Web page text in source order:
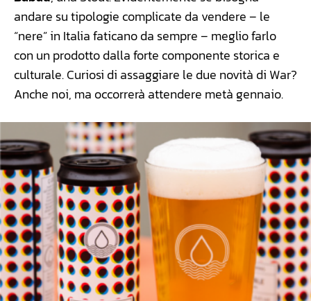
andare su tipologie complicate da vendere – le
“nere” in Italia faticano da sempre – meglio farlo
con un prodotto dalla forte componente storica e
culturale. Curiosi di assaggiare le due novità di War?
Anche noi, ma occorrerà attendere metà gennaio.